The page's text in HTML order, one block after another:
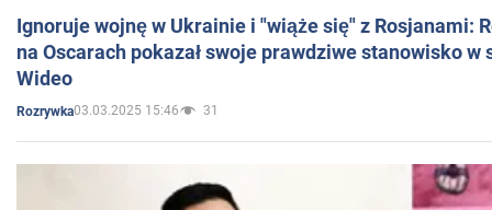
Ignoruje wojnę w Ukrainie i "wiąże się" z Rosjanami:
na Oscarach pokazał swoje prawdziwe stanowisko w
Wideo
Rozrywka03.03.2025 15:46 31